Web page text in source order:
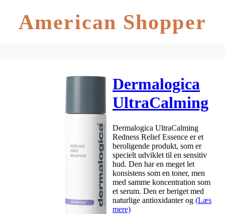
American Shopper
Dermalogica
UltraCalming
Redness Relief
Essence 50 ml
Dermalogica UltraCalming
Redness Relief Essence er et
beroligende produkt, som er
specielt udviklet til en sensitiv
hud. Den har en meget let
konsistens som en toner, men
med samme koncentration som
et serum. Den er beriget med
naturlige antioxidanter og (Læs
mere)